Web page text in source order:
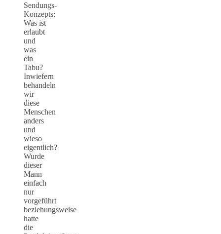
Sendungs-
Konzepts:
Was ist
erlaubt
und
was
ein
Tabu?
Inwiefern
behandeln
wir
diese
Menschen
anders
und
wieso
eigentlich?
Wurde
dieser
Mann
einfach
nur
vorgeführt
beziehungsweise
hatte
die